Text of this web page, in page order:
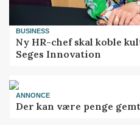
BUSINESS
Ny HR-chef skal koble
Seges Innovation
ANNONCE
Der kan være penge